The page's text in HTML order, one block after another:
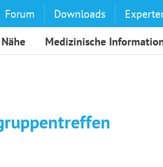
Forum Downloads
Medizinische